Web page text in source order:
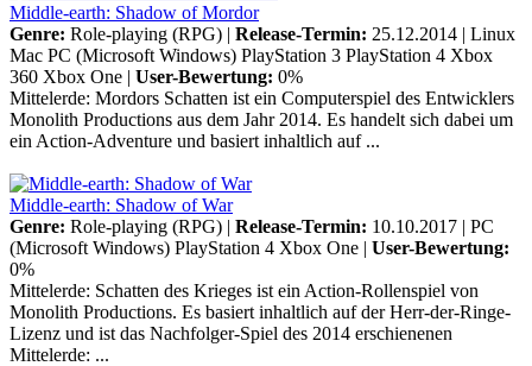
Middle-earth: Shadow of Mordor
Genre: Role-playing (RPG) | Release-Termin: 25.12.2014 | Linux
Mac PC (Microsoft Windows) PlayStation 3 PlayStation 4 Xbox
360 Xbox One | User-Bewertung: 0%
Mittelerde: Mordors Schatten ist ein Computerspiel des Entwicklers
Monolith Productions aus dem Jahr 2014. Es handelt sich dabei um
ein Action-Adventure und basiert inhaltlich auf ...
Middle-earth: Shadow of War
Genre: Role-playing (RPG) | Release-Termin: 10.10.2017 | PC
(Microsoft Windows) PlayStation 4 Xbox One | User-Bewertung:
0%
Mittelerde: Schatten des Krieges ist ein Action-Rollenspiel von
Monolith Productions. Es basiert inhaltlich auf der Herr-der-Ringe-
Lizenz und ist das Nachfolger-Spiel des 2014 erschienenen
Mittelerde: ...